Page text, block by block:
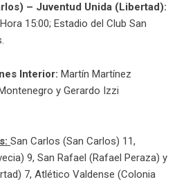
– Juventud Unida (Libertad):
15:00; Estadio del Club San
Interior: Martín Martínez
y Gerardo Izzi
San Carlos (San Carlos) 11,
9, San Rafael (Rafael Peraza) y
7, Atlético Valdense (Colonia